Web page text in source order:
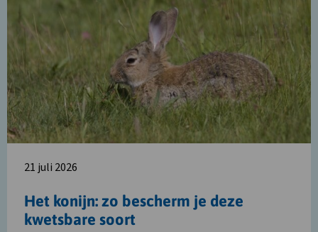
Het konijn: zo bescherm je deze
kwetsbare soort
21 juli 2026
over
Het
konijn:
zo
bescherm
je
deze
kwetsbare